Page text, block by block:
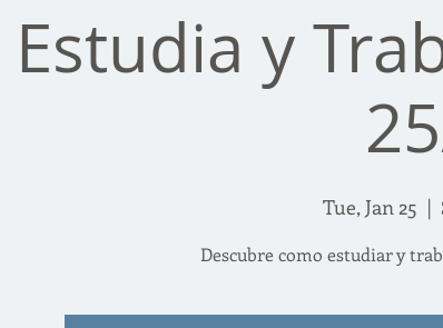
Estudia y
Tue, Jan 25
  |
Descubre como estudiar y